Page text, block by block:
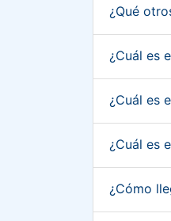
¿Qué
¿Cuál es
¿Cuál es
¿Cuál es
¿Cómo